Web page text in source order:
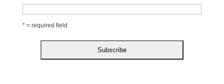
* = required field